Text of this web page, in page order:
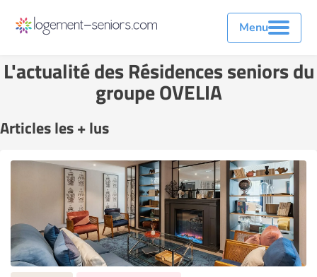
Menu
L'actualité des Résidences seniors du
groupe OVELIA
Articles les + lus